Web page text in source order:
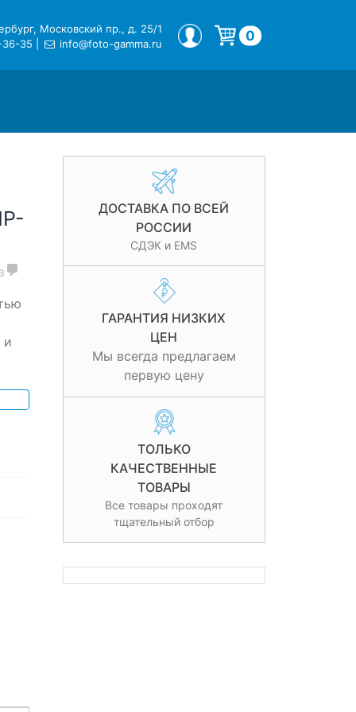
Московский пр., д. 25/1
36-35
info@foto-gamma.ru
МОЙ ПРОФИЛЬ 0
ДОСТАВКА ПО ВСЕЙ
РОССИИ
СДЭК и EMS
ГАРАНТИЯ НИЗКИХ
ЦЕН
Мы всегда предлагаем
первую цену
ТОЛЬКО
КАЧЕСТВЕННЫЕ
ТОВАРЫ
Все товары проходят
тщательный отбор
и